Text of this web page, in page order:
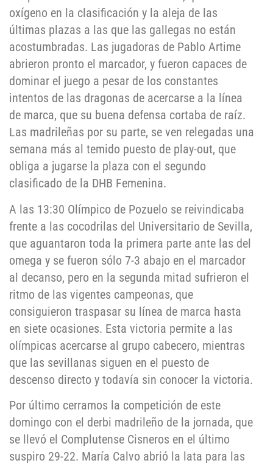
oxígeno en la clasificación y la aleja de las
últimas plazas a las que las gallegas no están
acostumbradas. Las jugadoras de Pablo Artime
abrieron pronto el marcador, y fueron capaces de
dominar el juego a pesar de los constantes
intentos de las dragonas de acercarse a la línea
de marca, que su buena defensa cortaba de raíz.
Las madrileñas por su parte, se ven relegadas una
semana más al temido puesto de play-out, que
obliga a jugarse la plaza con el segundo
clasificado de la DHB Femenina.
A las 13:30 Olímpico de Pozuelo se reivindicaba
frente a las cocodrilas del Universitario de Sevilla,
que aguantaron toda la primera parte ante las del
omega y se fueron sólo 7-3 abajo en el marcador
al decanso, pero en la segunda mitad sufrieron el
ritmo de las vigentes campeonas, que
consiguieron traspasar su línea de marca hasta
en siete ocasiones. Esta victoria permite a las
olímpicas acercarse al grupo cabecero, mientras
que las sevillanas siguen en el puesto de
descenso directo y todavía sin conocer la victoria.
Por último cerramos la competición de este
domingo con el derbi madrileño de la jornada, que
se llevó el Complutense Cisneros en el último
suspiro 29-22. María Calvo abrió la lata para las